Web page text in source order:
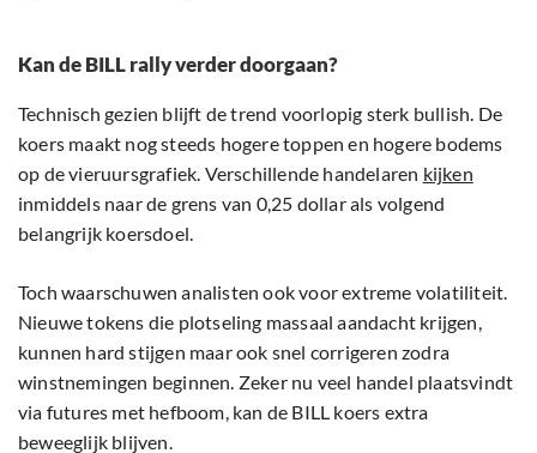
Kan de BILL rally verder doorgaan?
Technisch gezien blijft de trend voorlopig sterk bullish. De
koers maakt nog steeds hogere toppen en hogere bodems
op de vieruursgrafiek. Verschillende handelaren kijken
inmiddels naar de grens van 0,25 dollar als volgend
belangrijk koersdoel.
Toch waarschuwen analisten ook voor extreme volatiliteit.
Nieuwe tokens die plotseling massaal aandacht krijgen,
kunnen hard stijgen maar ook snel corrigeren zodra
winstnemingen beginnen. Zeker nu veel handel plaatsvindt
via futures met hefboom, kan de BILL koers extra
beweeglijk blijven.